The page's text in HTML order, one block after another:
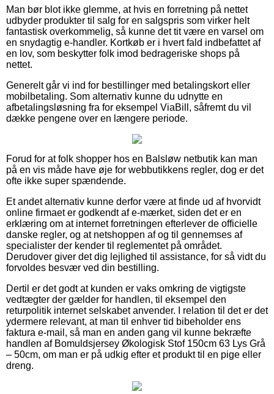
Man bør blot ikke glemme, at hvis en forretning på nettet
udbyder produkter til salg for en salgspris som virker helt
fantastisk overkommelig, så kunne det tit være en varsel om
en snydagtig e-handler. Kortkøb er i hvert fald indbefattet af
en lov, som beskytter folk imod bedrageriske shops på
nettet.
Generelt går vi ind for bestillinger med betalingskort eller
mobilbetaling. Som alternativ kunne du udnytte en
afbetalingsløsning fra for eksempel ViaBill, såfremt du vil
dække pengene over en længere periode.
Forud for at folk shopper hos en Balsløw netbutik kan man
på en vis måde have øje for webbutikkens regler, dog er det
ofte ikke super spændende.
Et andet alternativ kunne derfor være at finde ud af hvorvidt
online firmaet er godkendt af e-mærket, siden det er en
erklæring om at internet forretningen efterlever de officielle
danske regler, og at netshoppen af og til gennemses af
specialister der kender til reglementet på området.
Derudover giver det dig lejlighed til assistance, for så vidt du
forvoldes besvær ved din bestilling.
Dertil er det godt at kunden er vaks omkring de vigtigste
vedtægter der gælder for handlen, til eksempel den
returpolitik internet selskabet anvender. I relation til det er det
ydermere relevant, at man til enhver tid bibeholder ens
faktura e-mail, så man en anden gang vil kunne bekræfte
handlen af Bomuldsjersey Økologisk Stof 150cm 63 Lys Grå
– 50cm, om man er på udkig efter et produkt til en pige eller
dreng.